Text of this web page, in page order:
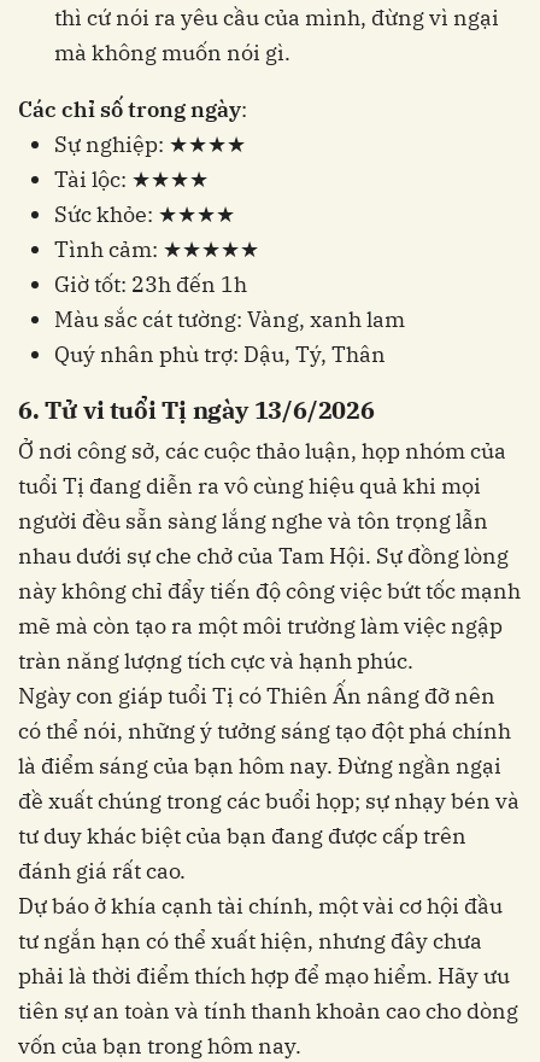
thì cứ nói ra yêu cầu của mình, đừng vì ngại
mà không muốn nói gì.
Các chỉ số trong ngày:
Sự nghiệp: ★★★★
Tài lộc: ★★★★
Sức khỏe: ★★★★
Tình cảm: ★★★★★
Giờ tốt: 23h đến 1h
Màu sắc cát tường: Vàng, xanh lam
Quý nhân phù trợ: Dậu, Tý, Thân
6. Tử vi tuổi Tị ngày 13/6/2026
Ở nơi công sở, các cuộc thảo luận, họp nhóm của
tuổi Tị đang diễn ra vô cùng hiệu quả khi mọi
người đều sẵn sàng lắng nghe và tôn trọng lẫn
nhau dưới sự che chở của Tam Hội. Sự đồng lòng
này không chỉ đẩy tiến độ công việc bứt tốc mạnh
mẽ mà còn tạo ra một môi trường làm việc ngập
tràn năng lượng tích cực và hạnh phúc.
Ngày con giáp tuổi Tị có Thiên Ấn nâng đỡ nên
có thể nói, những ý tưởng sáng tạo đột phá chính
là điểm sáng của bạn hôm nay. Đừng ngần ngại
đề xuất chúng trong các buổi họp; sự nhạy bén và
tư duy khác biệt của bạn đang được cấp trên
đánh giá rất cao.
Dự báo ở khía cạnh tài chính, một vài cơ hội đầu
tư ngắn hạn có thể xuất hiện, nhưng đây chưa
phải là thời điểm thích hợp để mạo hiểm. Hãy ưu
tiên sự an toàn và tính thanh khoản cao cho dòng
vốn của bạn trong hôm nay.